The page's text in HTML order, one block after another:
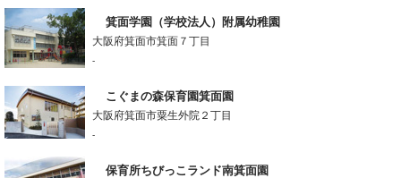
箕面学園（学校法人）附属幼稚園
大阪府箕面市箕面７丁目
-
こぐまの森保育園箕面園
大阪府箕面市粟生外院２丁目
-
保育所ちびっこランド南箕面園